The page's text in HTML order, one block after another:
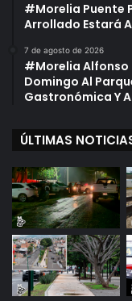
#Morelia Puente
Arrollado Estará
7 de agosto de 2026
#Morelia Alfonso
Domingo Al
Gastronómica Y
ÚLTIMAS